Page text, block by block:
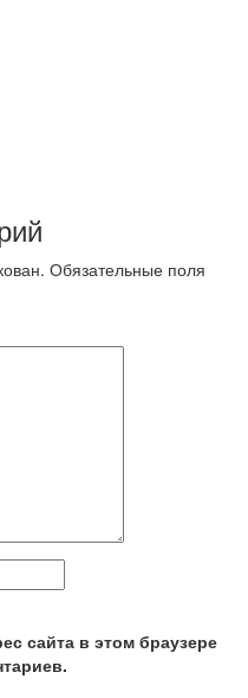
Обязательные поля
сайта в этом браузере